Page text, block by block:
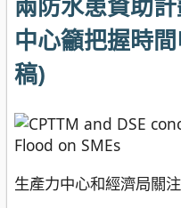
中心籲把握時
稿)
生產力中心和經濟局關